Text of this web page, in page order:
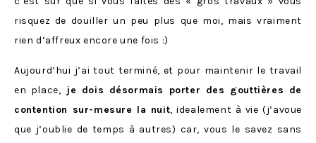
risquez de douiller un peu plus que moi, mais vraiment
rien d’affreux encore une fois :)
Aujourd’hui j’ai tout terminé, et pour maintenir le travail
en place, je dois désormais porter des gouttières de
contention sur-mesure la nuit, idealement à vie (j’avoue
que j’oublie de temps à autres) car, vous le savez sans